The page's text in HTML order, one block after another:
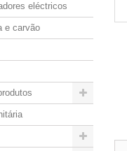
eléctricos
e carvão